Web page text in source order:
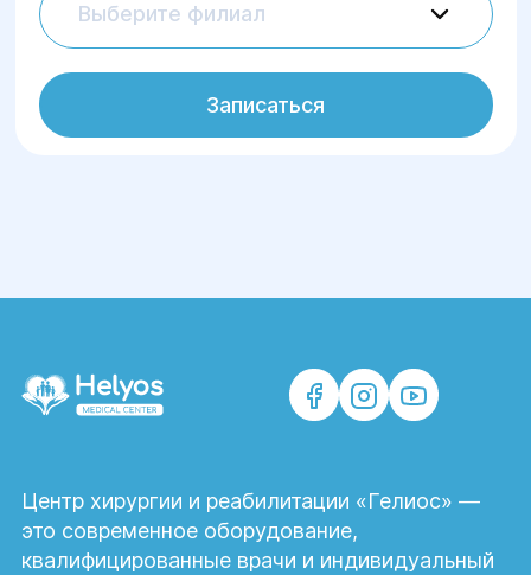
Выберите филиал
Записаться
Центр хирургии и реабилитации «Гелиос» —
это современное оборудование,
квалифицированные врачи и индивидуальный